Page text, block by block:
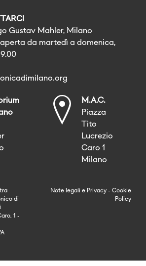
Gustav Mahler, Milano
da martedì a domenica,
M.A.C.
Piazza
Tito
Lucrezio
Caro 1
Milano
di
1 -
Note legali e Privacy - Cookie
Policy